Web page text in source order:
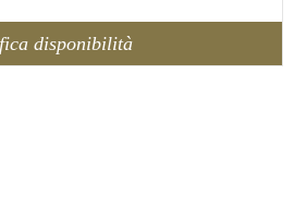
disponibilità